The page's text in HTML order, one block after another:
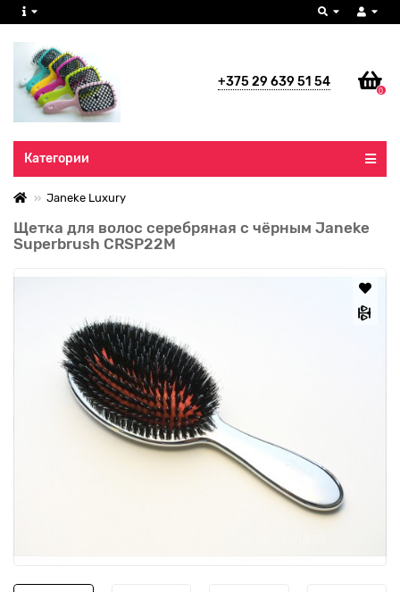
+375 29 639 51 54
0
Все категории
Категории
Janeke Luxury
Щетка для волос серебряная с чёрным Janeke
Superbrush CRSP22M